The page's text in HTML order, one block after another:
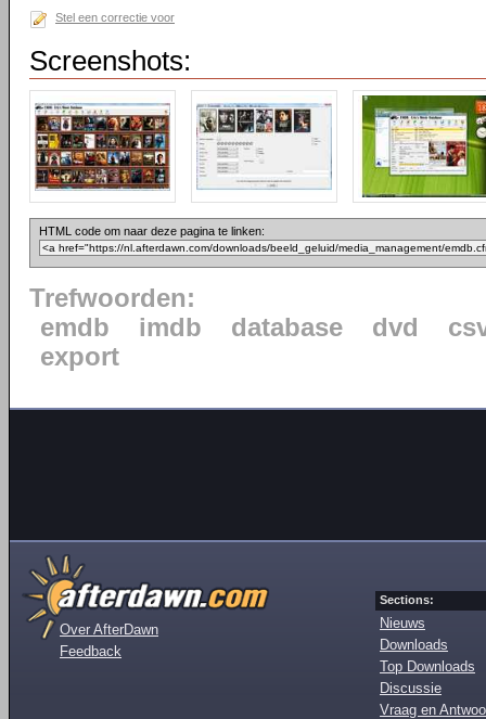
Stel een correctie voor
Screenshots:
HTML code om naar deze pagina te linken:
Trefwoorden:
emdb
imdb database dvd
export
Over AfterDawn
Feedback
Sections:
Nieuws
Downloads
Top Downloads
Discussie
Vraag en